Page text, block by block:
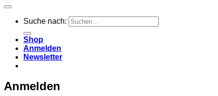
Suche nach:
Shop
Anmelden
Newsletter
Anmelden